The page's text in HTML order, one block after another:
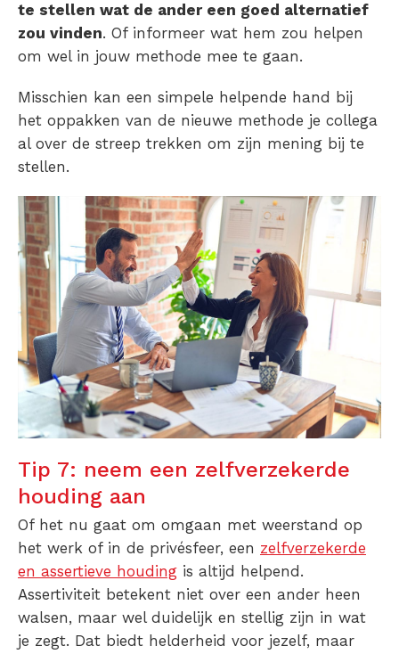
te stellen wat de ander een goed alternatief
zou vinden. Of informeer wat hem zou helpen
om wel in jouw methode mee te gaan.
Misschien kan een simpele helpende hand bij
het oppakken van de nieuwe methode je collega
al over de streep trekken om zijn mening bij te
stellen.
Tip 7: neem een zelfverzekerde
houding aan
Of het nu gaat om omgaan met weerstand op
het werk of in de privésfeer, een zelfverzekerde
en assertieve houding is altijd helpend.
Assertiviteit betekent niet over een ander heen
walsen, maar wel duidelijk en stellig zijn in wat
je zegt. Dat biedt helderheid voor jezelf, maar